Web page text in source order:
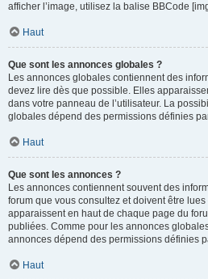
afficher l’image, utilisez la balise BBCode
Haut
Que sont les annonces globales ?
Les annonces globales contiennent des
devez lire dès que possible. Elles
dans votre panneau de l’utilisateur. La
globales dépend des permissions définies
Haut
Que sont les annonces ?
Les annonces contiennent souvent des
forum que vous consultez et doivent être
apparaissent en haut de chaque page du
publiées. Comme pour les annonces
annonces dépend des permissions définies
Haut